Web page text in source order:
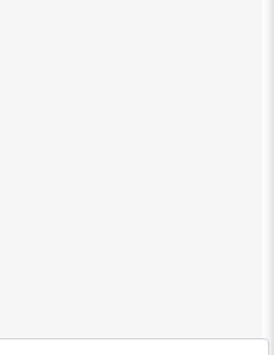
siteye girerseniz ve mesafeli satış